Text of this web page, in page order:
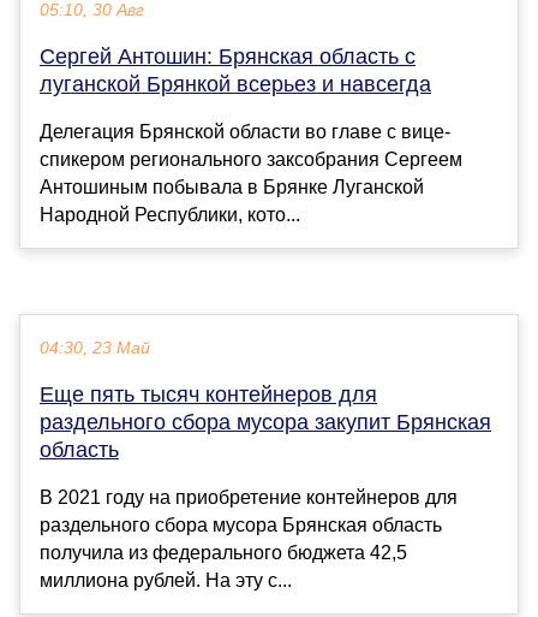
05:10, 30 Авг
Сергей Антошин: Брянская область с
луганской Брянкой всерьез и навсегда
Делегация Брянской области во главе с вице-
спикером регионального заксобрания Сергеем
Антошиным побывала в Брянке Луганской
Народной Республики, кото...
04:30, 23 Май
Еще пять тысяч контейнеров для
раздельного сбора мусора закупит Брянская
область
В 2021 году на приобретение контейнеров для
раздельного сбора мусора Брянская область
получила из федерального бюджета 42,5
миллиона рублей. На эту с...